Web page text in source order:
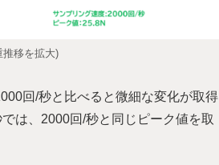
移を拡大)
回/秒と比べると微細な変化が取得
は、2000回/秒と同じピーク値を取